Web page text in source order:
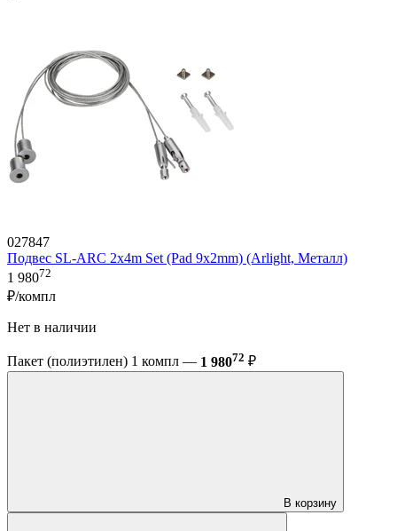
027847
Подвес SL-ARC 2x4m Set (Pad 9x2mm) (Arlight, Металл)
1 98072
₽/компл
Нет в наличии
Пакет (полиэтилен) 1 компл — 1 98072 ₽
В корзину